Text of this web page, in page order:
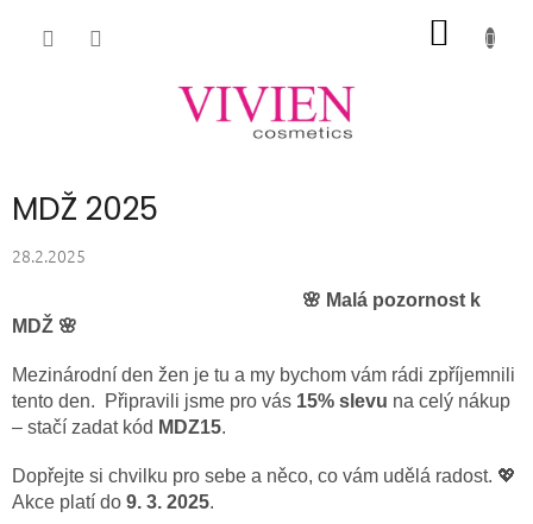
MDŽ 2025
28.2.2025
🌸 Malá pozornost k
MDŽ 🌸
Mezinárodní den žen je tu a my bychom vám rádi zpříjemnili
tento den.
Připravili jsme pro vás 15% slevu na celý nákup
– stačí zadat kód MDZ15.
Dopřejte si chvilku pro sebe a něco, co vám udělá radost. 💖
Akce platí do 9. 3. 2025.